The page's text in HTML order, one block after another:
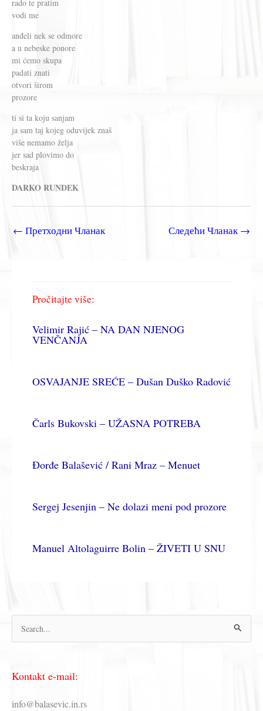
rado te pratim
vodi me
anđeli nek se odmore
a u nebeske ponore
mi ćemo skupa
padati znati
otvori širom
prozore
ti si ta koju sanjam
ja sam taj kojeg oduvijek znaš
više nemamo želja
jer sad plovimo do
beskraja
DARKO RUNDEK
← Претходни Чланак Следећи Чланак→
Pročitajte više:
Velimir Rajić – NA DAN NJENOG
VENČANJA
OSVAJANJE SREĆE – Dušan Duško Radović
Čarls Bukovski – UŽASNA POTREBA
Đorđe Balašević / Rani Mraz – Menuet
Sergej Jesenjin – Ne dolazi meni pod prozore
Manuel Altolaguirre Bolin – ŽIVETI U SNU
р
т
р
Kontakt e-mail:
info@balasevic.in.rs